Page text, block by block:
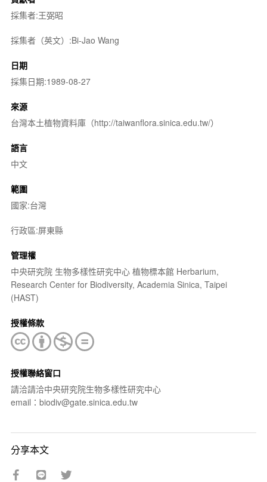
採集者:王弼昭
採集者（英文）:Bi-Jao Wang
日期
採集日期:1989-08-27
來源
台灣本土植物資料庫（http://taiwanflora.sinica.edu.tw/）
語言
中文
範圍
國家:台灣
行政區:屏東縣
管理權
中央研究院 生物多樣性研究中心 植物標本館 Herbarium,
Research Center for Biodiversity, Academia Sinica, Taipei
(HAST)
授權條款
授權聯絡窗口
請洽請洽中央研究院生物多樣性研究中心
email：biodiv@gate.sinica.edu.tw
分享本文